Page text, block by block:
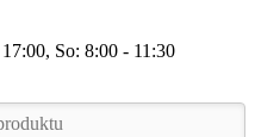
So: 8:00 - 11:30